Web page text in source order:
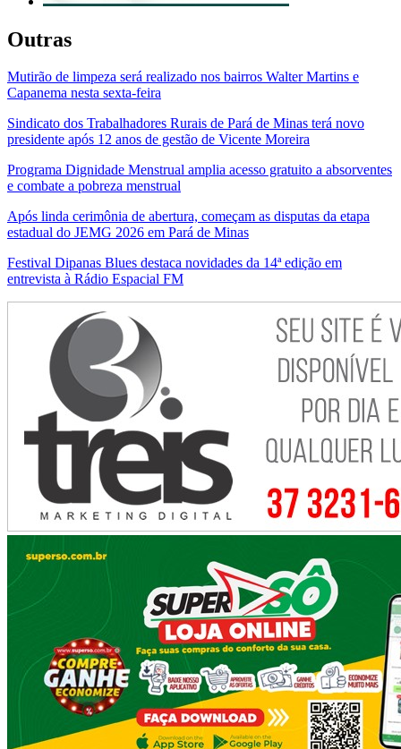
Outras
Mutirão de limpeza será realizado nos bairros Walter Martins e
Capanema nesta sexta-feira
Sindicato dos Trabalhadores Rurais de Pará de Minas terá novo
presidente após 12 anos de gestão de Vicente Moreira
Programa Dignidade Menstrual amplia acesso gratuito a absorventes
e combate a pobreza menstrual
Após linda cerimônia de abertura, começam as disputas da etapa
estadual do JEMG 2026 em Pará de Minas
Festival Dipanas Blues destaca novidades da 14ª edição em
entrevista à Rádio Espacial FM